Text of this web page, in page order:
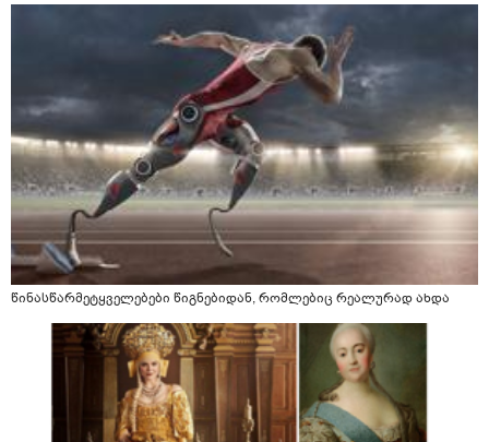
წინასწარმეტყველებები წიგნებიდან, რომლებიც რეალურად ახდა